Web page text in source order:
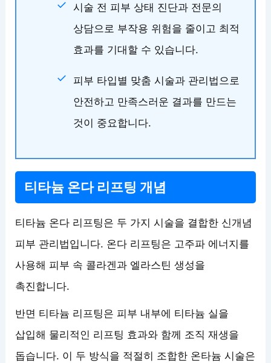
시술 전 피부 상태 진단과 전문의
상담으로 부작용 위험을 줄이고 최적
효과를 기대할 수 있습니다.
피부 타입별 맞춤 시술과 관리법으로
안전하고 만족스러운 결과를 만드는
것이 중요합니다.
티타늄 온다 리프팅 개념
티타늄 온다 리프팅은 두 가지 시술을 결합한 신개념
피부 관리법입니다. 온다 리프팅은 고주파 에너지를
사용해 피부 속 콜라겐과 엘라스틴 생성을
촉진합니다.
반면 티타늄 리프팅은 피부 내부에 티타늄 실을
삽입해 물리적인 리프팅 효과와 함께 조직 재생을
돕습니다. 이 두 방식을 적절히 조합한 온타늄 시술은